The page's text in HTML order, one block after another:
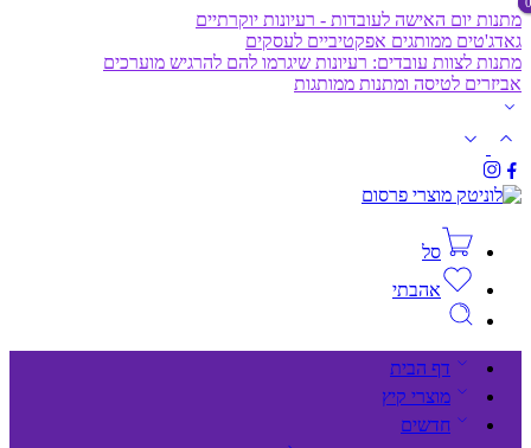
מתנות יום האישה לעובדות - רעיונות יוקרתיים
גאדג'טים ממותגים אפקטיביים לעסקים
מתנות לצוות עובדים: רעיונות שיגרמו להם להרגיש מוערכים
אביזרים לטיסה ומתנות ממותגות
סל
אהבתי
דף הבית
מוצרי קיץ
חדשים